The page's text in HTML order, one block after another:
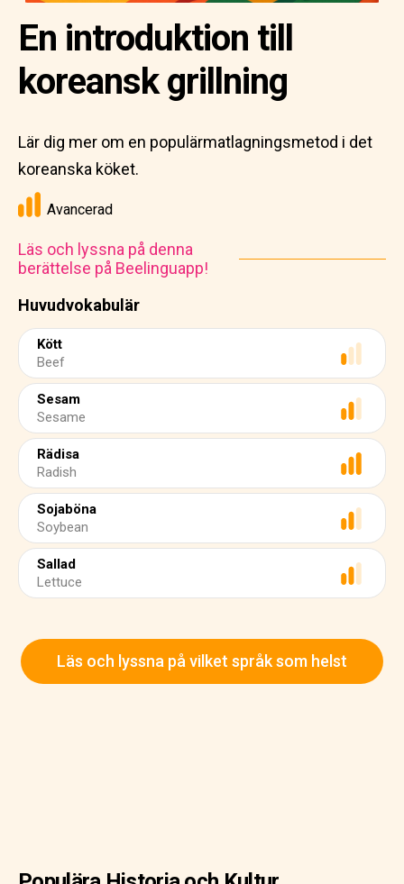
Huvudvokabulär
Kött
Beef
Sesam
Sesame
Rädisa
Radish
Sojaböna
Soybean
Sallad
Lettuce
En introduktion till
koreansk grillning
Lär dig mer om en populärmatlagningsmetod i det
koreanska köket.
Avancerad
Läs och lyssna på denna
berättelse på Beelinguapp!
Läs och lyssna på vilket språk som helst